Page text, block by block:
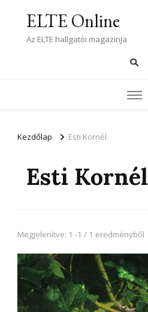
ELTE Online
Az ELTE hallgatói magazinja
Kezdőlap Esti Kornél
Esti Kornél
Megjelenítve: 1 -1 / 1 eredményből